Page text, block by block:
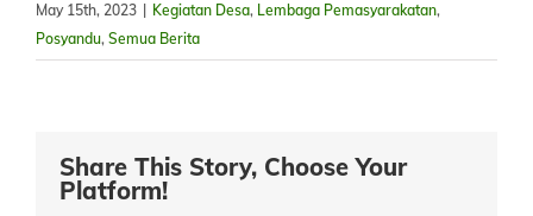
May 15th, 2023 Kegiatan Desa, Lembaga Pemasyarakatan,
Posyandu, Semua Berita
Share This Story, Choose Your
Platform!